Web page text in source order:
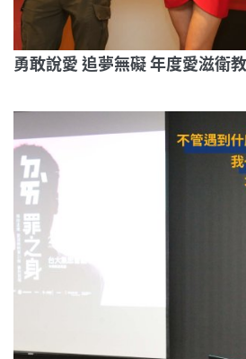
勇敢說愛 追夢無礙 年度愛滋衛